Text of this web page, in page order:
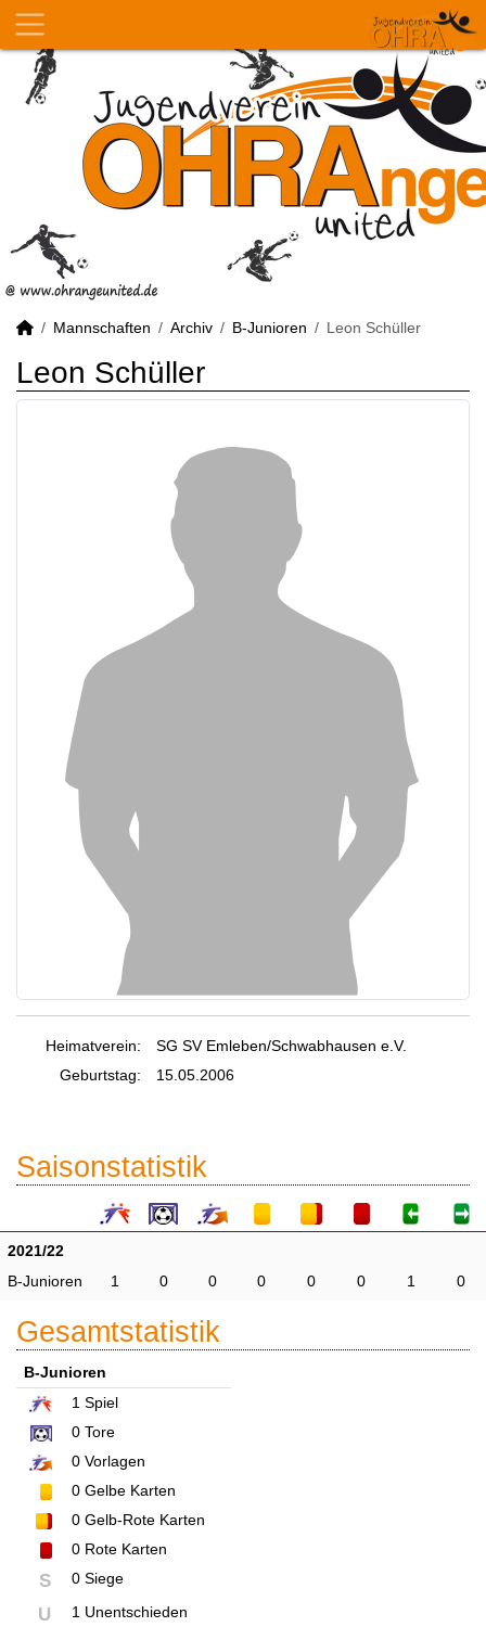
Mannschaften Archiv B-Junioren Leon Schüller
Leon Schüller
Heimatverein:
SG SV Emleben/Schwabhausen e.V.
Geburtstag:
15.05.2006
Saisonstatistik
2021/22
B-Junioren
1 0 0 0 0 0 1 0
Gesamtstatistik
B-Junioren
1 Spiel
0 Tore
0 Vorlagen
0 Gelbe Karten
0 Gelb-Rote Karten
0 Rote Karten
S 0 Siege
U 1 Unentschieden